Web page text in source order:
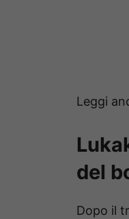
Leggi
del
Dopo il